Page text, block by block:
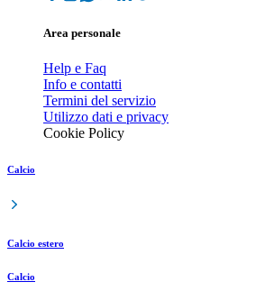
Area personale
Help e Faq
Info e contatti
Termini del servizio
Utilizzo dati e privacy
Cookie Policy
Calcio
Calcio estero
Calcio